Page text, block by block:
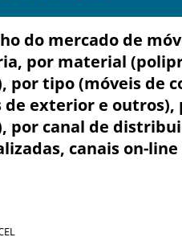
do mercado de
por material
por tipo (móveis de
de exterior e
por canal de
canais on-